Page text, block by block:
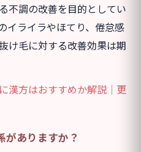
不調の改善を目的としてい
イライラやほてり、倦怠感
け毛に対する改善効果は期
漢方はおすすめか解説｜更
がありますか？